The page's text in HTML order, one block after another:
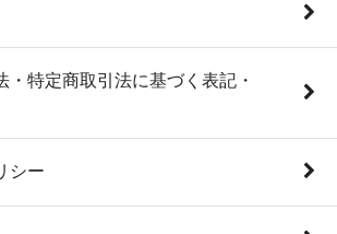
・特定商取引法に基づく表記・
シー